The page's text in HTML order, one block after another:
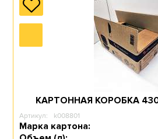
Перейти в раздел
КАРТОННАЯ КОРОБКА
Артикул: k008801
Марка картона: